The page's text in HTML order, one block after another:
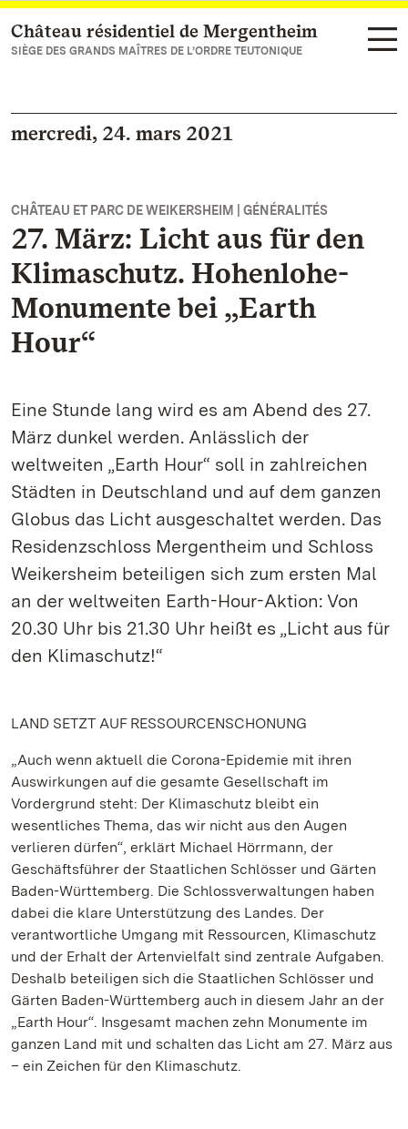
Vers la page d’accueil
Château résidentiel de Mergentheim
SIÈGE DES GRANDS MAÎTRES DE L’ORDRE TEUTONIQUE
mercredi, 24. mars 2021
CHÂTEAU ET PARC DE WEIKERSHEIM | GÉNÉRALITÉS
27. März: Licht aus für den
Klimaschutz. Hohenlohe-
Monumente bei „Earth
Hour“
Eine Stunde lang wird es am Abend des 27.
März dunkel werden. Anlässlich der
weltweiten „Earth Hour“ soll in zahlreichen
Städten in Deutschland und auf dem ganzen
Globus das Licht ausgeschaltet werden. Das
Residenzschloss Mergentheim und Schloss
Weikersheim beteiligen sich zum ersten Mal
an der weltweiten Earth-Hour-Aktion: Von
20.30 Uhr bis 21.30 Uhr heißt es „Licht aus für
den Klimaschutz!“
LAND SETZT AUF RESSOURCENSCHONUNG
„Auch wenn aktuell die Corona-Epidemie mit ihren
Auswirkungen auf die gesamte Gesellschaft im
Vordergrund steht: Der Klimaschutz bleibt ein
wesentliches Thema, das wir nicht aus den Augen
verlieren dürfen“, erklärt Michael Hörrmann, der
Geschäftsführer der Staatlichen Schlösser und Gärten
Baden-Württemberg. Die Schlossverwaltungen haben
dabei die klare Unterstützung des Landes. Der
verantwortliche Umgang mit Ressourcen, Klimaschutz
und der Erhalt der Artenvielfalt sind zentrale Aufgaben.
Deshalb beteiligen sich die Staatlichen Schlösser und
Gärten Baden-Württemberg auch in diesem Jahr an der
„Earth Hour“. Insgesamt machen zehn Monumente im
ganzen Land mit und schalten das Licht am 27. März aus
– ein Zeichen für den Klimaschutz.